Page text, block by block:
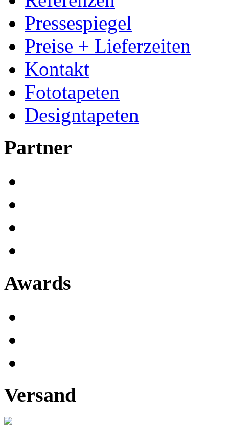
Pressespiegel
Preise + Lieferzeiten
Kontakt
Fototapeten
Designtapeten
Partner
Awards
Versand